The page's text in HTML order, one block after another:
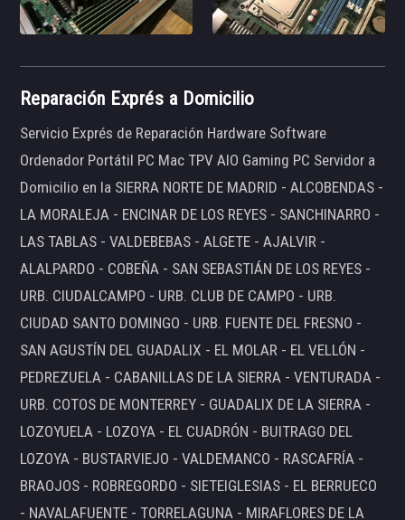
Reparación Exprés a Domicilio
Servicio Exprés de Reparación Hardware Software
Ordenador Portátil PC Mac TPV AIO Gaming PC Servidor a
Domicilio en la SIERRA NORTE DE MADRID - ALCOBENDAS -
LA MORALEJA - ENCINAR DE LOS REYES - SANCHINARRO -
LAS TABLAS - VALDEBEBAS - ALGETE - AJALVIR -
ALALPARDO - COBEÑA - SAN SEBASTIÁN DE LOS REYES -
URB. CIUDALCAMPO - URB. CLUB DE CAMPO - URB.
CIUDAD SANTO DOMINGO - URB. FUENTE DEL FRESNO -
SAN AGUSTÍN DEL GUADALIX - EL MOLAR - EL VELLÓN -
PEDREZUELA - CABANILLAS DE LA SIERRA - VENTURADA -
URB. COTOS DE MONTERREY - GUADALIX DE LA SIERRA -
LOZOYUELA - LOZOYA - EL CUADRÓN - BUITRAGO DEL
LOZOYA - BUSTARVIEJO - VALDEMANCO - RASCAFRÍA -
BRAOJOS - ROBREGORDO - SIETEIGLESIAS - EL BERRUECO
- NAVALAFUENTE - TORRELAGUNA - MIRAFLORES DE LA